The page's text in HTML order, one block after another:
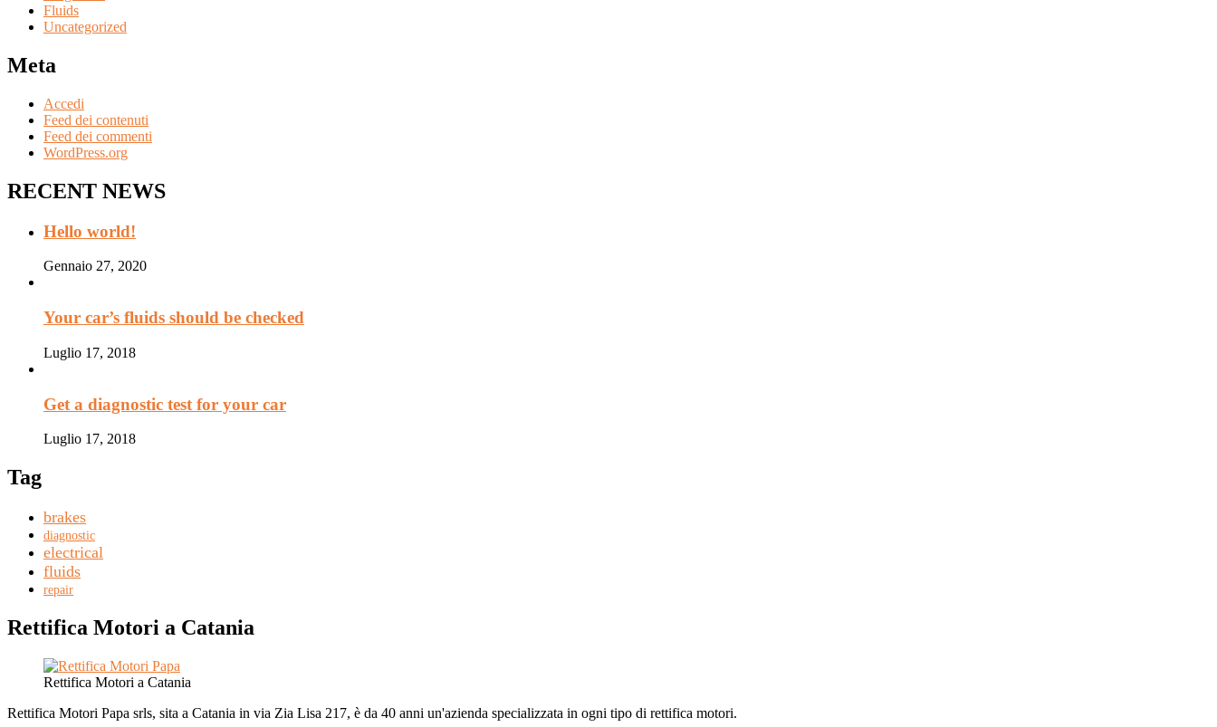
Fluids
Uncategorized
Meta
Accedi
Feed dei contenuti
Feed dei commenti
WordPress.org
RECENT NEWS
Hello world!
Gennaio 27, 2020
Your car’s fluids should be checked
Luglio 17, 2018
Get a diagnostic test for your car
Luglio 17, 2018
Tag
brakes
diagnostic
electrical
fluids
repair
Rettifica Motori a Catania
Rettifica Motori a Catania
Rettifica Motori Papa srls, sita a Catania in via Zia Lisa 217, è da 40 anni un'azienda specializzata in ogni tipo di rettifica motori.